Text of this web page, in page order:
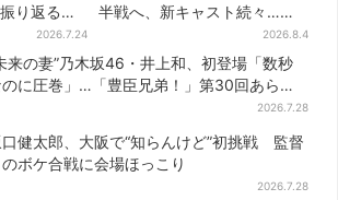
り返る
て」2026.7.24
半戦へ、新キャスト続々…
「豊臣兄弟！」振り返り＆第
30回あらすじ
2026.8.4
来の妻”乃木坂46・井上和、初登場「数秒
のに圧巻」…「豊臣兄弟！」第30回あらす
2026.7.28
健太郎、大阪で“知らんけど”初挑戦 監督
のボケ合戦に会場ほっこり
2026.7.28